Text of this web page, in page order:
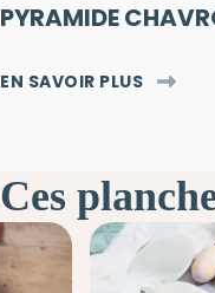
PYRAMIDE
EN SAVOIR PLUS
Ces